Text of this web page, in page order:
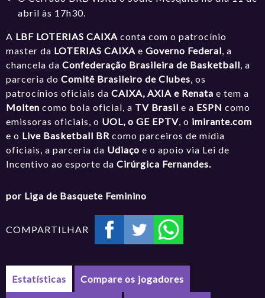
abril às 17h30.
A LBF LOTERIAS CAIXAconta com o patrocínio
master da LOTERIAS CAIXA eGoverno Federal, a
chancela daConfederação Brasileira de Basketball, a
parceria do Comitê Brasileiro de Clubes, os
patrocínios oficiais daCAIXA, AXIA e Renata e tem a
Molten como bola oficial, a TV Brasil e a ESPNcomo
emissoras oficiais, o UOL, o GE EPTV, o imirante.com
e o Live Basketball BR como parceiros de mídia
oficiais, a parceria da Udiaço e o apoio via Lei de
Incentivo ao esporte daCirúrgica Fernandes.
por Liga de Basquete Feminino
COMPARTILHAR
Estatísticas Compare os jogadores